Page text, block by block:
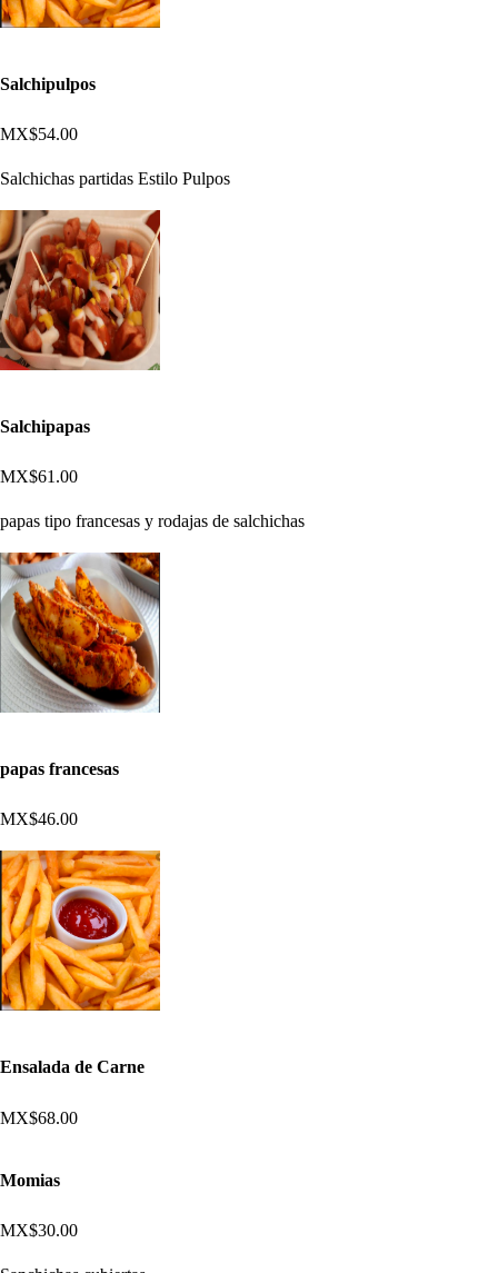
Salchipulpos
MX$54.00
Salchichas partidas Estilo Pulpos
Salchipapas
MX$61.00
papas tipo francesas y rodajas de salchichas
papas francesas
MX$46.00
Ensalada de Carne
MX$68.00
Momias
MX$30.00